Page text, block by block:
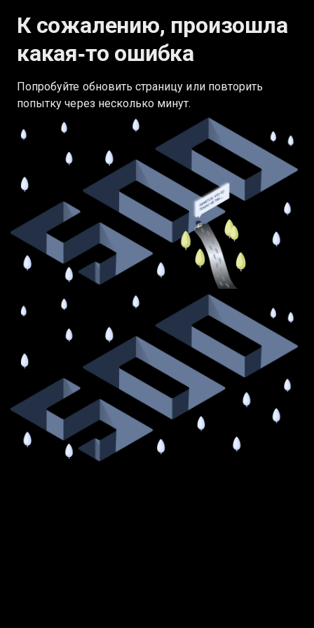
К сожалению, произошла
какая‑то ошибка
Попробуйте обновить страницу или повторить
попытку через несколько минут.